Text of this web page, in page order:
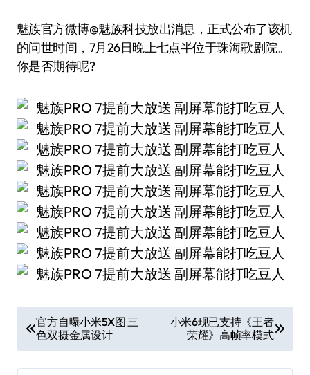
魅族官方微博@魅族科技放出消息，正式公布了该机
的问世时间，7月26日晚上七点半位于珠海歌剧院。
你是否期待呢?
章
导
官方自曝小米5X图 三
色双摄金属设计
小米6现已支持《王者
荣耀》高帧率模式